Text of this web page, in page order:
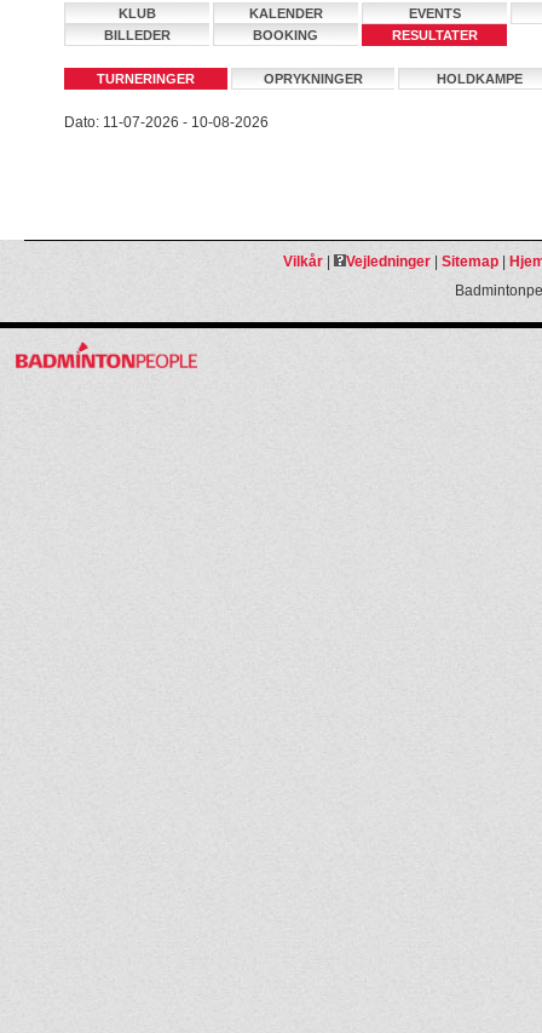
KLUB KALENDER
EVENTS
BILLEDER
BOOKING RESULTATER
TURNERINGER OPRYKNINGER HOLDKAMPE
Dato: 11-07-2026 - 10-08-2026
Vilkår| Vejledninger| Sitemap|